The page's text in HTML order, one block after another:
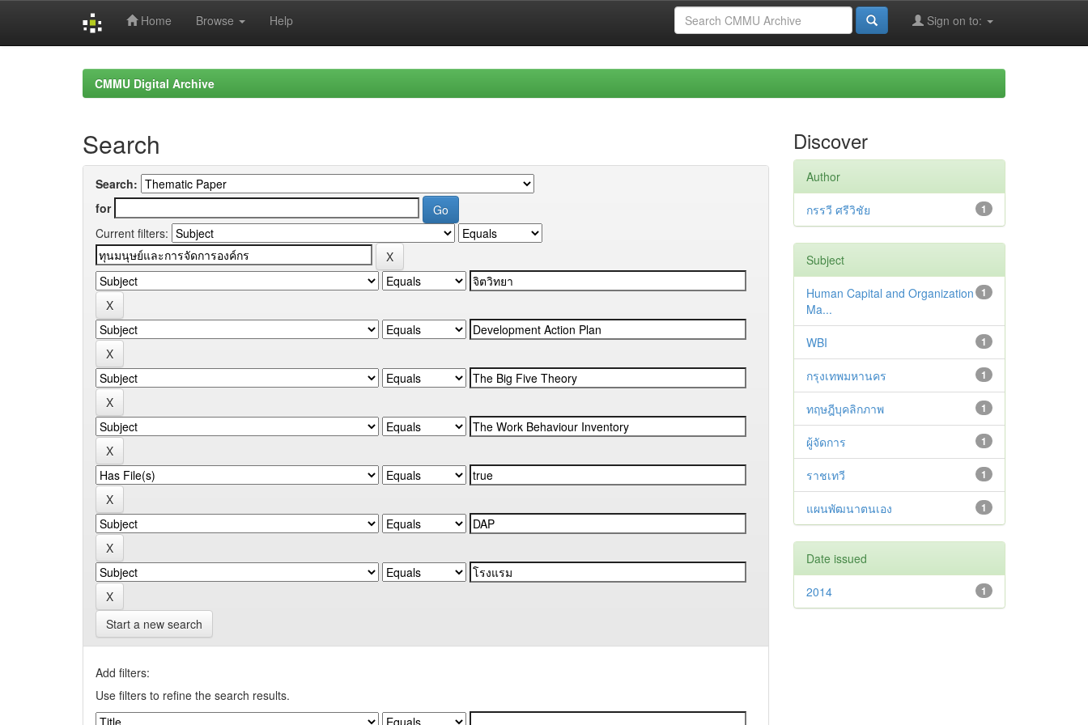
Home Browse Help Sign on to:
CMMU Digital Archive
Search
Search:
for
Current filters:
Start a new search
Add filters:
Use filters to refine the search results.
Discover
Author
1
กรรวี ศรีวิชัย
Subject
1
Human Capital and Organization
Ma...
1
WBI
1
กรุงเทพมหานคร
1
ทฤษฎีบุคลิกภาพ
1
ผู้จัดการ
1
ราชเทวี
1
แผนพัฒนาตนเอง
Date issued
1
2014